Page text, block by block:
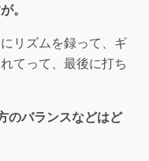
。
リズムを録って、ギ
てって、最後に打ち
のバランスなどはど